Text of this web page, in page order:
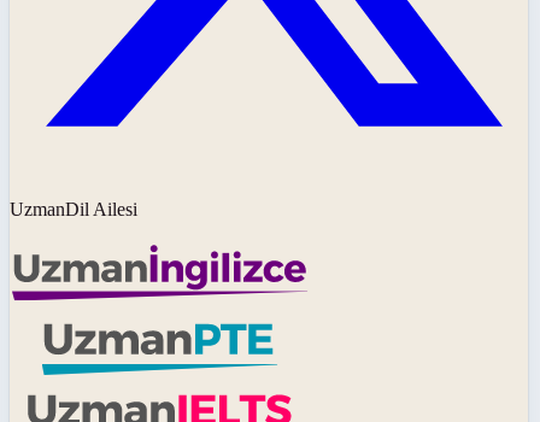
UzmanDil Ailesi